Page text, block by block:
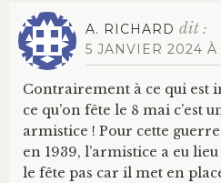
A. RICHARD dit :
5 JANVIER 2024 À
Contrairement à ce qui est
ce qu’on fête le 8 mai c’est
armistice ! Pour cette
en 1939, l’armistice a eu
le fête pas car il met en